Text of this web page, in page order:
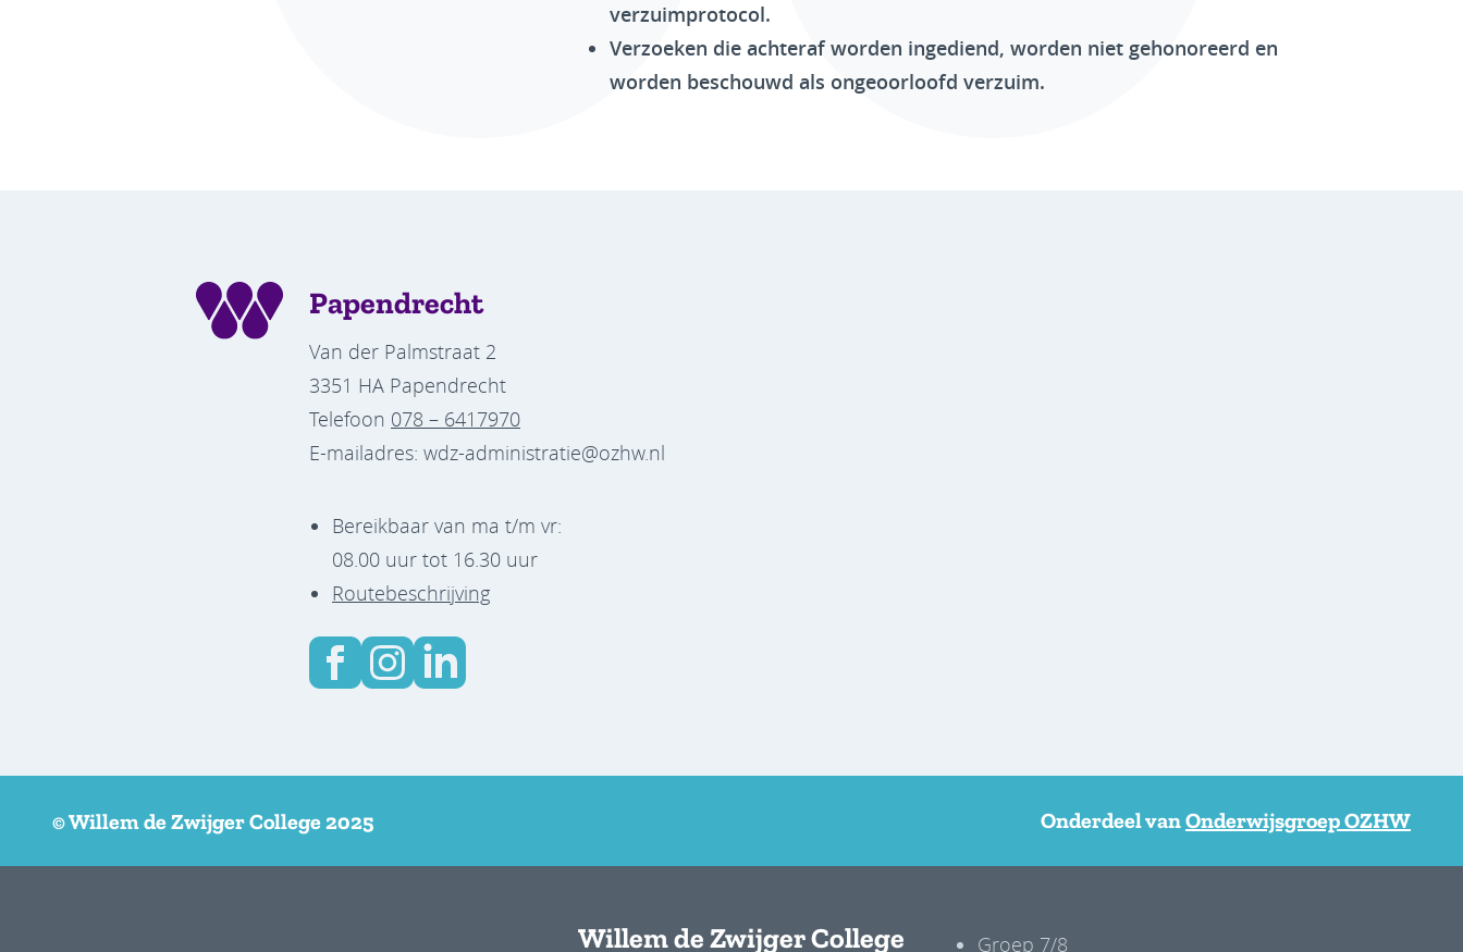
verzuimprotocol.
Verzoeken die achteraf worden ingediend, worden niet gehonoreerd en
worden beschouwd als ongeoorloofd verzuim.
Papendrecht
Van der Palmstraat 2
3351 HA Papendrecht
Telefoon 078 – 6417970
E-mailadres: wdz-administratie@ozhw.nl
Bereikbaar van ma t/m vr:
08.00 uur tot 16.30 uur
Routebeschrijving
© Willem de Zwijger College 2025 Onderdeel vanOnderwijsgroep OZHW
Willem de Zwijger College Groep 7/8